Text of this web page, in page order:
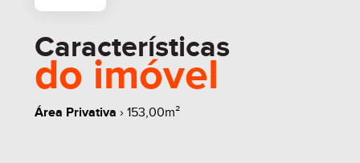
oportunidade.
Características
do imóvel
Área Privativa › 153,00m²